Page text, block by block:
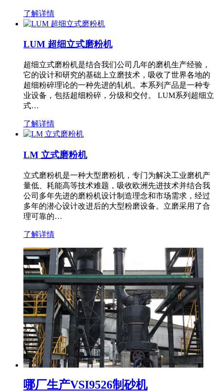
了解详情
LUM 超细立式磨粉机
超细立式磨粉机是结合我们公司几年的磨机生产经验，
它的设计和研究的基础上立磨技术，吸收了世界各地的
超细粉碎理论的一种先进的轧机。本系列产品是一种专
业设备，包括超细粉碎，分级和交付。 LUM系列超细立
式…
了解详情
LM 立式磨粉机
立式磨粉机是一种大型磨粉机，专门为解决工业磨机产
量低、耗能高等技术难题，吸收欧洲先进技术并结合我
公司多年先进的磨粉机设计制造理念和市场需求，经过
多年的潜心设计改进后的大型粉磨设备。立磨采用了合
理可靠的…
了解详情
哪厂生产VSI9526制砂机